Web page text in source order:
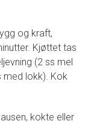
og kraft,
Kjøttet tas
(2 ss mel
med lokk). Kok
kokte eller